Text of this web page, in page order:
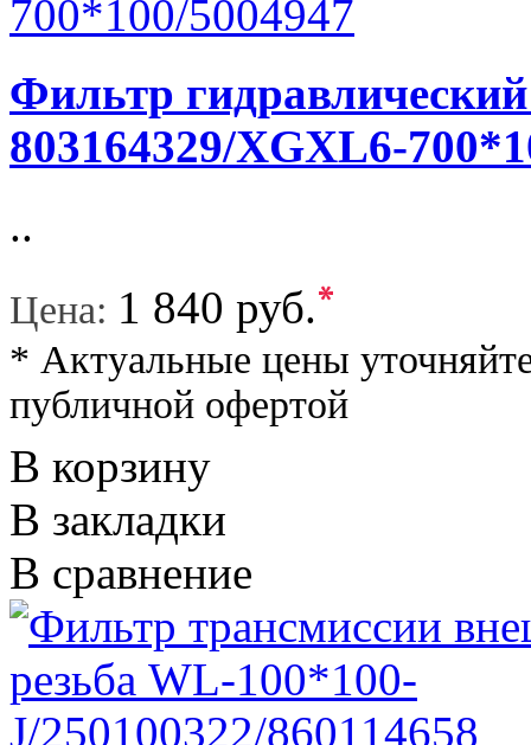
Фильтр
803164329/XGXL6-
..
Цена: 1 840 руб.*
* Актуальные цены
публичной офертой
В корзину
В закладки
В сравнение